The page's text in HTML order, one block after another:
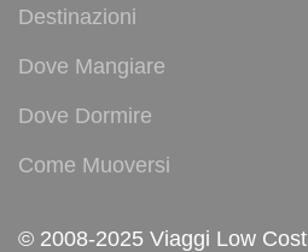
Destinazioni
Dove Mangiare
Dove Dormire
Come Muoversi
© 2008-2025 Viaggi Low Cost